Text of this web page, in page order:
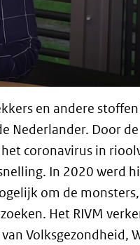
en andere
Nederlander. Door de
coronavirus in
In 2020 werd
om de
Het RIVM
Volksgezondheid,